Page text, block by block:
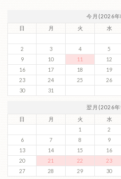
今月(2026年
日
月 火 水
2
3 4 5
9
10 11 12
16
17 18 19
23
24 25 26
30
31
翌月(2026年
日
月 火 水
1
2
6
7 8 9
13
14 15 16
20
21 22 23
27
28 29 30